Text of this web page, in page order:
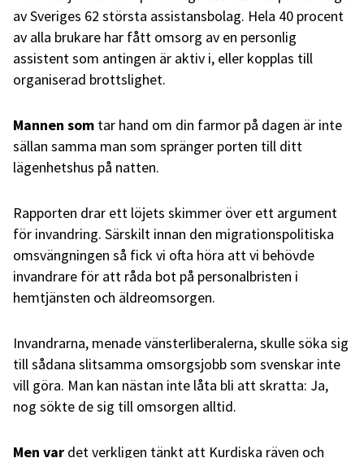
av Sveriges 62 största assistansbolag. Hela 40 procent
av alla brukare har fått omsorg av en personlig
assistent som antingen är aktiv i, eller kopplas till
organiserad brottslighet.
Mannen som tar hand om din farmor på dagen är inte
sällan samma man som spränger porten till ditt
lägenhetshus på natten.
Rapporten drar ett löjets skimmer över ett argument
för invandring. Särskilt innan den migrationspolitiska
omsvängningen så fick vi ofta höra att vi behövde
invandrare för att råda bot på personalbristen i
hemtjänsten och äldreomsorgen.
Invandrarna, menade vänsterliberalerna, skulle söka sig
till sådana slitsamma omsorgsjobb som svenskar inte
vill göra. Man kan nästan inte låta bli att skratta: Ja,
nog sökte de sig till omsorgen alltid.
Men var det verkligen tänkt att Kurdiska räven och